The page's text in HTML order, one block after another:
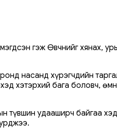
гэж Өвчнийг хянах,
насанд хүрэгчдийн
хэтэрхий бага боловч,
түвшин удааширч байгаа